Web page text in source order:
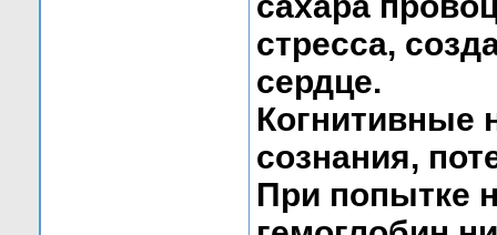
стресса,
сердце.
Когнитивные
сознания,
При попытке